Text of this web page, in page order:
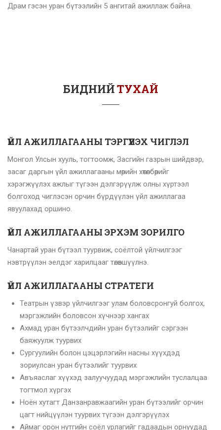
Драм гэсэн уран бүтээлийн 5 ангитай ажиллаж байна.
БИДНИЙТУХАЙ
ҮЙЛ АЖИЛЛАГААНЫ ТЭРГҮҮЛЭХ ЧИГЛЭЛ
Монгол Улсын хууль, тогтоомж, Засгийн газрын шийдвэр,
засаг даргын үйл ажиллагааны мөрийн хөтөлбөрийг
хэрэгжүүлэх ажлыг түгээн дэлгэрүүлж олны хүртээл
болгоход чиглэсэн орчин бүрдүүлэн үйл ажиллагаа
явуулахад оршино.
ҮЙЛ АЖИЛЛАГААНЫ ЭРХЭМ ЗОРИЛГО
Чанартай уран бүтээл туурвиж, соёлтой үйлчилгээг
нэвтрүүлэн эелдэг харилцааг төлөвшүүлнэ.
ҮЙЛ АЖИЛЛАГААНЫ СТРАТЕГИ
Театрын үзвэр үйлчилгээг улам боловсронгуй болгох,
мэргэжлийн боловсон хүчнээр хангах
Ахмад уран бүтээлчдийн уран бүтээлийг сэргээн
баяжуулж туурвих
Сургуулийн болон цэцэрлэгийн насны хүүхдэд
зориулсан уран бүтээлийг туурвих
Авъяаслаг хүүхэд залуучуудад мэргэжлийн туслалцаа
тогтмол хүргэх
Ноён хутагт Данзанравжаагийн уран бүтээлийг орчин
цагт нийцүүлэн туурвих түгээн дэлгэрүүлэх
Аймаг орон нутгийн соёл урлагийг гадаадын орнуудад